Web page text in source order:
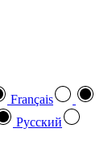
Français
Pусский